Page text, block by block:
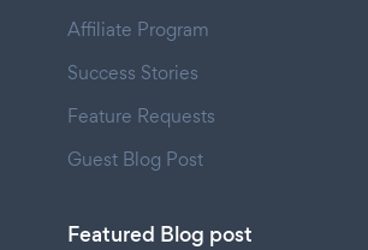
Affiliate Program
Success Stories
Feature Requests
Guest Blog Post
Featured Blog post